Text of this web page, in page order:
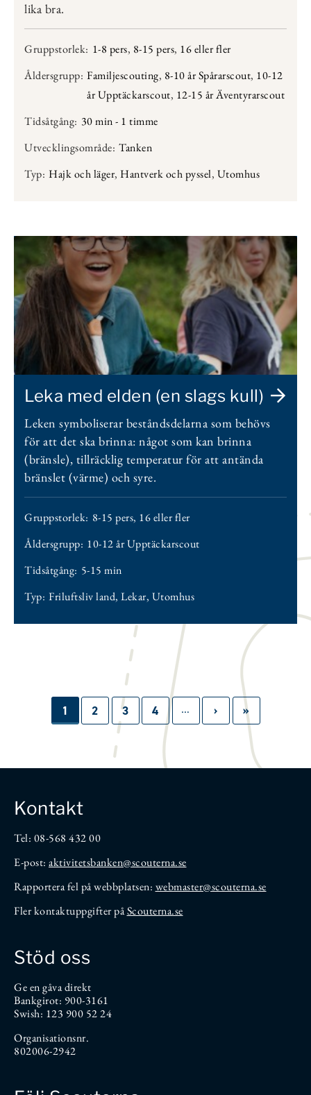
lika bra.
Gruppstorlek: 1-8 pers, 8-15 pers, 16 eller fler
Åldersgrupp: Familjescouting, 8-10 år Spårarscout, 10-12
år Upptäckarscout, 12-15 år Äventyrarscout
Tidsåtgång: 30 min - 1 timme
Utvecklingsområde: Tanken
Typ: Hajk och läger, Hantverk och pyssel, Utomhus
Leka med elden (en slags kull)
Leken symboliserar beståndsdelarna som behövs
för att det ska brinna: något som kan brinna
(bränsle), tillräcklig temperatur för att antända
bränslet (värme) och syre.
Gruppstorlek: 8-15 pers, 16 eller fler
Åldersgrupp: 10-12 år Upptäckarscout
Tidsåtgång: 5-15 min
Typ: Friluftsliv land, Lekar, Utomhus
Paginering
Sida
1 Sida
2 Sida
3 Sida
4 …
Nästa
sida
›
Sista
sidan
»
Kontakt
Tel: 08-568 432 00
E-post: aktivitetsbanken@scouterna.se
Rapportera fel på webbplatsen: webmaster@scouterna.se
Fler kontaktuppgifter påScouterna.se
Stöd oss
Ge en gåva direkt
Bankgirot: 900-3161
Swish: 123 900 52 24
Organisationsnr.
802006-2942